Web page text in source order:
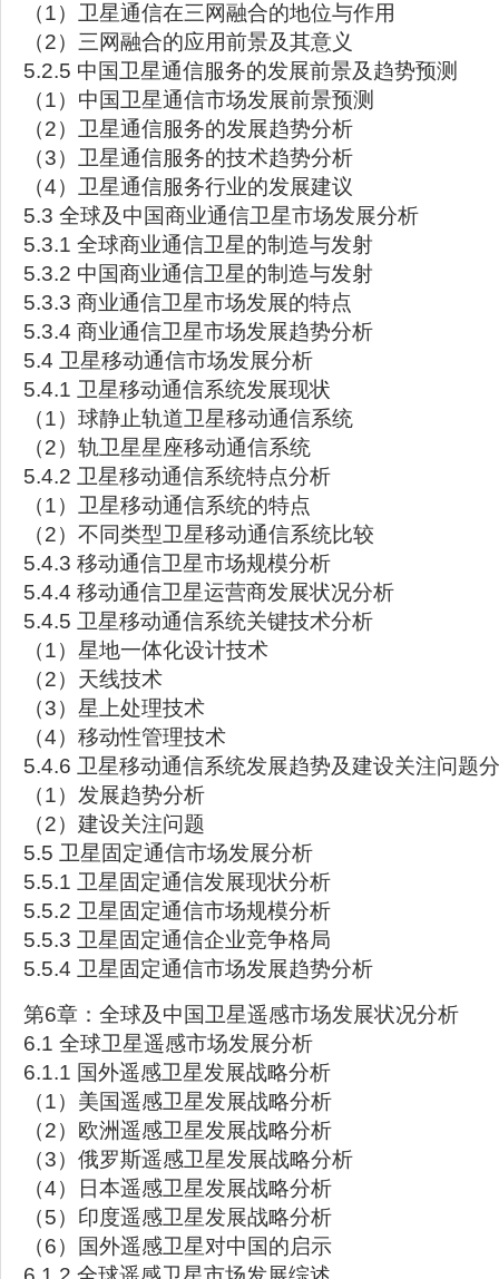
（1）卫星通信在三网融合的地位与作用
（2）三网融合的应用前景及其意义
5.2.5 中国卫星通信服务的发展前景及趋势预测
（1）中国卫星通信市场发展前景预测
（2）卫星通信服务的发展趋势分析
（3）卫星通信服务的技术趋势分析
（4）卫星通信服务行业的发展建议
5.3 全球及中国商业通信卫星市场发展分析
5.3.1 全球商业通信卫星的制造与发射
5.3.2 中国商业通信卫星的制造与发射
5.3.3 商业通信卫星市场发展的特点
5.3.4 商业通信卫星市场发展趋势分析
5.4 卫星移动通信市场发展分析
5.4.1 卫星移动通信系统发展现状
（1）球静止轨道卫星移动通信系统
（2）轨卫星星座移动通信系统
5.4.2 卫星移动通信系统特点分析
（1）卫星移动通信系统的特点
（2）不同类型卫星移动通信系统比较
5.4.3 移动通信卫星市场规模分析
5.4.4 移动通信卫星运营商发展状况分析
5.4.5 卫星移动通信系统关键技术分析
（1）星地一体化设计技术
（2）天线技术
（3）星上处理技术
（4）移动性管理技术
5.4.6 卫星移动通信系统发展趋势及建设关注问题
（1）发展趋势分析
（2）建设关注问题
5.5 卫星固定通信市场发展分析
5.5.1 卫星固定通信发展现状分析
5.5.2 卫星固定通信市场规模分析
5.5.3 卫星固定通信企业竞争格局
5.5.4 卫星固定通信市场发展趋势分析
第6章：全球及中国卫星遥感市场发展状况分析
6.1 全球卫星遥感市场发展分析
6.1.1 国外遥感卫星发展战略分析
（1）美国遥感卫星发展战略分析
（2）欧洲遥感卫星发展战略分析
（3）俄罗斯遥感卫星发展战略分析
（4）日本遥感卫星发展战略分析
（5）印度遥感卫星发展战略分析
（6）国外遥感卫星对中国的启示